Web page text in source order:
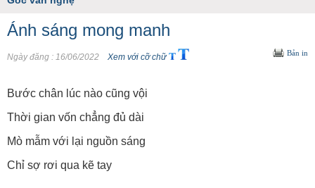
Ánh sáng mong manh
Ngày đăng : 16/06/2022 Xem với cỡ chữ Bản in
Bước chân lúc nào cũng vội
Thời gian vốn chẳng đủ dài
Mò mẫm với lại nguồn sáng
Chỉ sợ rơi qua kẽ tay